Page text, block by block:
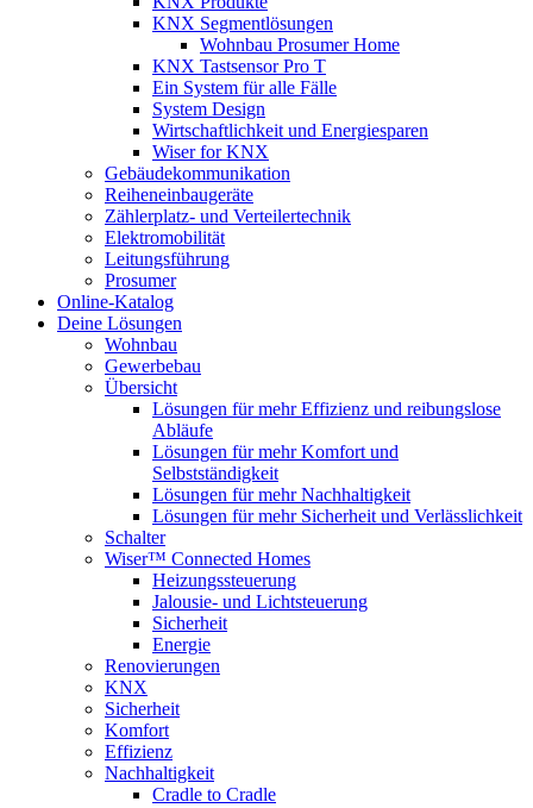
KNX Segmentlösungen
Wohnbau Prosumer Home
KNX Tastsensor Pro T
Ein System für alle Fälle
System Design
Wirtschaftlichkeit und Energiesparen
Wiser for KNX
Gebäudekommunikation
Reiheneinbaugeräte
Zählerplatz- und Verteilertechnik
Elektromobilität
Leitungsführung
Prosumer
Online-Katalog
Deine Lösungen
Wohnbau
Gewerbebau
Übersicht
Lösungen für mehr Effizienz und reibungslose
Abläufe
Lösungen für mehr Komfort und
Selbstständigkeit
Lösungen für mehr Nachhaltigkeit
Lösungen für mehr Sicherheit und Verlässlichkeit
Schalter
Wiser™ Connected Homes
Heizungssteuerung
Jalousie- und Lichtsteuerung
Sicherheit
Energie
Renovierungen
KNX
Sicherheit
Komfort
Effizienz
Nachhaltigkeit
Cradle to Cradle